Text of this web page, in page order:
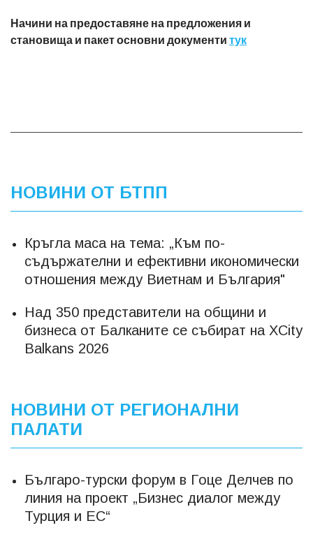
Начини на предоставяне на предложения и
становища и пакет основни документи тук
НОВИНИ ОТ БТПП
Кръгла маса на тема: „Към по-
съдържателни и ефективни икономически
отношения между Виетнам и България"
Над 350 представители на общини и
бизнесa от Балканите се събират на XCity
Balkans 2026
НОВИНИ ОТ РЕГИОНАЛНИ
ПАЛАТИ
Българо-турски форум в Гоце Делчев по
линия на проект „Бизнес диалог между
Турция и ЕС“